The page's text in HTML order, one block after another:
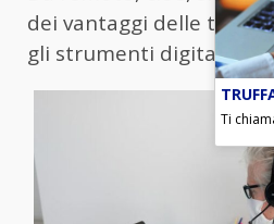
dei vantaggi delle
gli strumenti digitali
Ti